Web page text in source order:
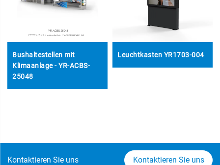
Bushaltestellen mit
Klimaanlage - YR-ACBS-
25048
Leuchtkasten YR1703-004
Kontaktieren Sie uns Kontaktieren Sie uns